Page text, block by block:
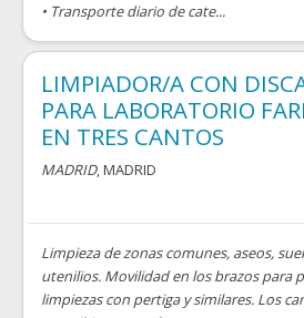
• Transporte diario de cate...
LIMPIADOR/A CON
PARA LABORATORIO
EN TRES CANTOS
MADRID, MADRID
Limpieza de zonas comunes, aseos,
utenilios. Movilidad en los brazos para
limpiezas con pertiga y similares. Los